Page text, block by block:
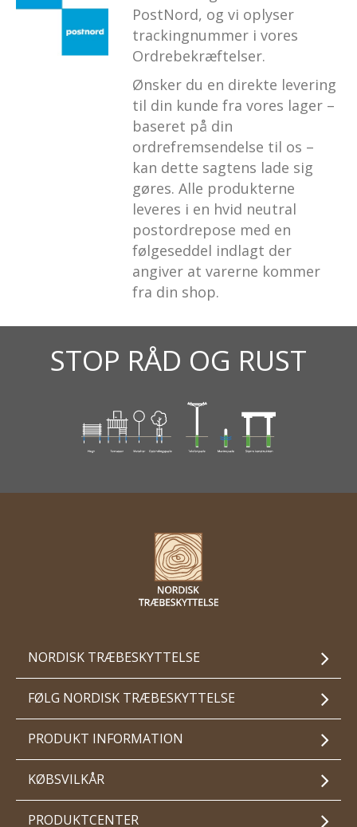
PostNord, og vi oplyser
trackingnummer i vores
Ordrebekræftelser.
Ønsker du en direkte levering
til din kunde fra vores lager –
baseret på din
ordrefremsendelse til os –
kan dette sagtens lade sig
gøres. Alle produkterne
leveres i en hvid neutral
postordrepose med en
følgeseddel indlagt der
angiver at varerne kommer
fra din shop.
STOP RÅD OG RUST
NORDISK TRÆBESKYTTELSE
FØLG NORDISK TRÆBESKYTTELSE
PRODUKT INFORMATION
KØBSVILKÅR
PRODUKTCENTER